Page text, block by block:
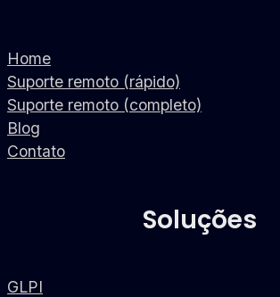
Home
Suporte remoto (rápido)
Suporte remoto (completo)
Blog
Contato
Soluções
GLPI